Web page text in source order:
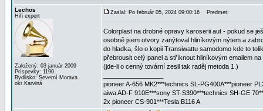
Lechos
Hifi expert
Založený: 03 január 2009
Príspevky: 1190
Bydlisko: Severní Morava
okr.Karviná
Zaslal: Po február 05, 2024 09:00:16 Predmet:
Colorplast na drobné opravy karoserii aut - pokud se
osobně jsem otvory zanýtoval hliníkovým nýtem a
do hladka, šlo o kopii Transiwattu samodomo kde to
přebrousit celý panel a stříknout hliníkovým emailem
(jde-li o cenný tovární zesil tak raděj metoda 1.)
pioneer A-656 MK2***technics SL-PG400A***pioneer
aiwa AD-F 910E***sony ST-S390***technics SH-GE
2x pioneer CS-901***Tesla B116 A